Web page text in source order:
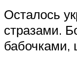
Осталось
стразами.
бабочками,